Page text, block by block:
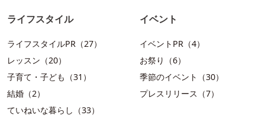
ライフスタイル
ライフスタイルPR（27）
レッスン（20）
子育て・子ども（31）
結婚（2）
ていねいな暮らし（33）
イベント
イベントPR（4）
お祭り（6）
季節のイベント（30）
プレスリリース（7）